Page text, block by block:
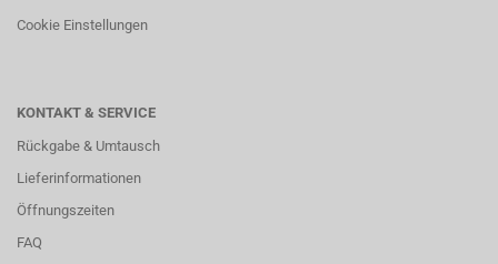
Cookie Einstellungen
KONTAKT & SERVICE
Rückgabe & Umtausch
Lieferinformationen
Öffnungszeiten
FAQ